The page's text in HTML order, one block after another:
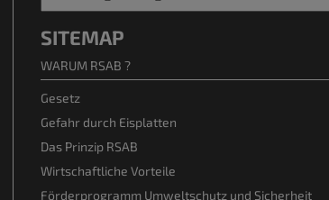
SITEMAP
WARUM RSAB ?
Gesetz
Gefahr durch Eisplatten
Das Prinzip RSAB
Wirtschaftliche Vorteile
Förderprogramm Umweltschutz und Sicherheit